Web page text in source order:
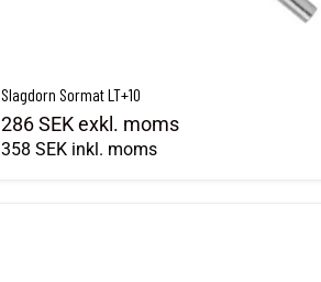
Slagdorn Sormat LT+10
286 SEKexkl. moms
358 SEKinkl. moms